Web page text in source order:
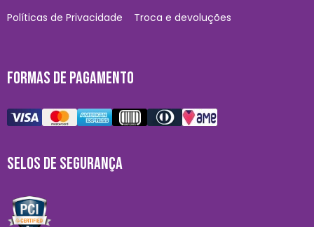
Políticas de Privacidade Troca e devoluções
FORMAS DE PAGAMENTO
SELOS DE SEGURANÇA